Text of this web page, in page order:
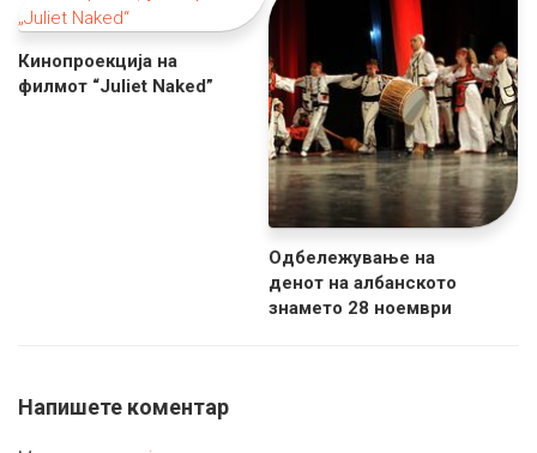
Кинопроекција на
филмот “Juliet Naked”
Одбележување на
денот на албанското
знамето 28 ноември
Напишете коментар